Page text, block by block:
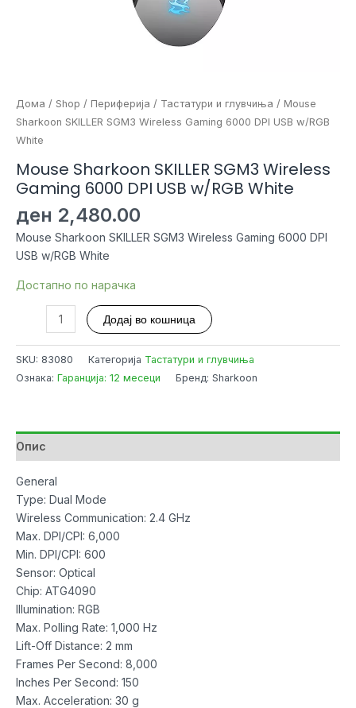
Дома / Shop / Периферија / Тастатури и глувчиња / Mouse
Sharkoon SKILLER SGM3 Wireless Gaming 6000 DPI USB w/RGB
White
Mouse Sharkoon SKILLER SGM3 Wireless
Gaming 6000 DPI USB w/RGB White
ден 2,480.00
Mouse Sharkoon SKILLER SGM3 Wireless Gaming 6000 DPI
USB w/RGB White
Достапно по нарачка
Sharkoon
SKILLER
DPI
USB
w/RGB
White
количина
Додај во кошница
SKU: 83080 Категорија Тастатури и глувчиња
Ознака: Гаранција: 12 месеци Бренд: Sharkoon
Опис
General
Type: Dual Mode
Wireless Communication: 2.4 GHz
Max. DPI/CPI: 6,000
Min. DPI/CPI: 600
Sensor: Optical
Chip: ATG4090
Illumination: RGB
Max. Polling Rate: 1,000 Hz
Lift-Off Distance: 2 mm
Frames Per Second: 8,000
Inches Per Second: 150
Max. Acceleration: 30 g